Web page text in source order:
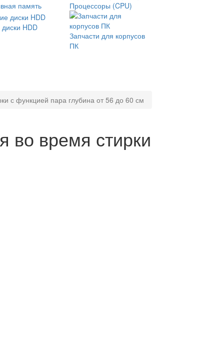
память Процессоры (CPU)
HDD
Запчасти для корпусов
ПК
с функцией пара глубина от 56 до 60 см
время стирки